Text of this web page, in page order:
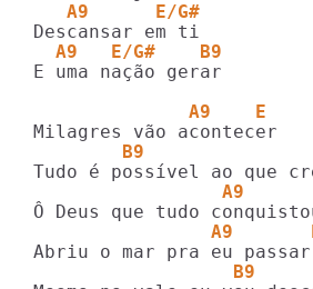
   A9      E/G#
  A9   E/G#    B9
E uma nação gerar
              A9    E
B9
A9
A9
B9